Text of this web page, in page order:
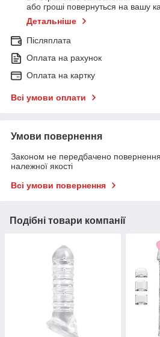
або гроші повернуться на вашу
Детальніше
Післяплата
Оплата на рахунок
Оплата на картку
Всі умови оплати
Умови повернення
Законом не передбачено
належної якості
Всі умови повернення
Подібні товари компанії